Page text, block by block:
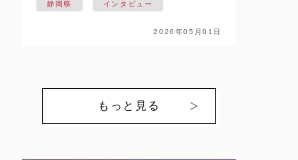
の日本一を目指す【NECプラットフ
ォームズレッドファルコンズ】の戦
静岡県 インタビュー
2026年05月01日
もっと見る